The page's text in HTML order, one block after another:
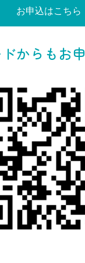
お申込はこちら
からもお